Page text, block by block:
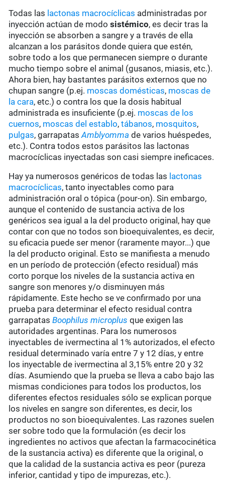
Todas las lactonas macrocíclicas administradas por
inyección actúan de modosistémico, es decir tras la
inyección se absorben a sangre y a través de ella
alcanzan a los parásitos donde quiera que estén,
sobre todo a los que permanecen siempre o durante
mucho tiempo sobre el animal (gusanos, miasis, etc.).
Ahora bien, hay bastantes parásitos externos que no
chupan sangre (p.ej. moscas domésticas, moscas de
la cara, etc.) o contra los que la dosis habitual
administrada es insuficiente (p.ej. moscas de los
cuernos, moscas del establo,tábanos, mosquitos,
pulgas, garrapatasAmblyomma de varios huéspedes,
etc.). Contra todos estos parásitos las lactonas
macrocíclicas inyectadas son casi siempre ineficaces.
Hay ya numerosos genéricos de todas las lactonas
macrocíclicas, tanto inyectables como para
administración oral o tópica (pour-on). Sin embargo,
aunque el contenido de sustancia activa de los
genéricos sea igual a la del producto original, hay que
contar con que no todos son bioequivalentes, es decir,
su eficacia puede ser menor (raramente mayor...) que
la del producto original. Esto se manifiesta a menudo
en un período de protección (efecto residual) más
corto porque los niveles de la sustancia activa en
sangre son menores y/o disminuyen más
rápidamente. Este hecho se ve confirmado por una
prueba para determinar el efecto residual contra
garrapatasBoophilus microplus que exigen las
autoridades argentinas. Para los numerosos
inyectables de ivermectina al 1% autorizados, el efecto
residual determinado varía entre 7 y 12 días, y entre
los inyectable de ivermectina al 3,15% entre 20 y 32
días. Asumiendo que la prueba se lleva a cabo bajo las
mismas condiciones para todos los productos, los
diferentes efectos residuales sólo se explican porque
los niveles en sangre son diferentes, es decir, los
productos no son bioequivalentes. Las razones suelen
ser sobre todo que la formulación (es decir los
ingredientes no activos que afectan la farmacocinética
de la sustancia activa) es diferente que la original, o
que la calidad de la sustancia activa es peor (pureza
inferior, cantidad y tipo de impurezas, etc.).